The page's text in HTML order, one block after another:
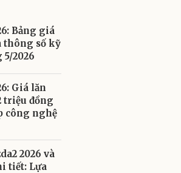
Bảng giá
thông số kỹ
2026
Giá lăn
triệu đồng
công nghệ
2026 và
tiết: Lựa